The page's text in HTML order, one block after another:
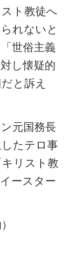
ト教徒へ
れないと
世俗主義
し懐疑的
と訴え
元国務長
たテロ事
リスト教
ースター